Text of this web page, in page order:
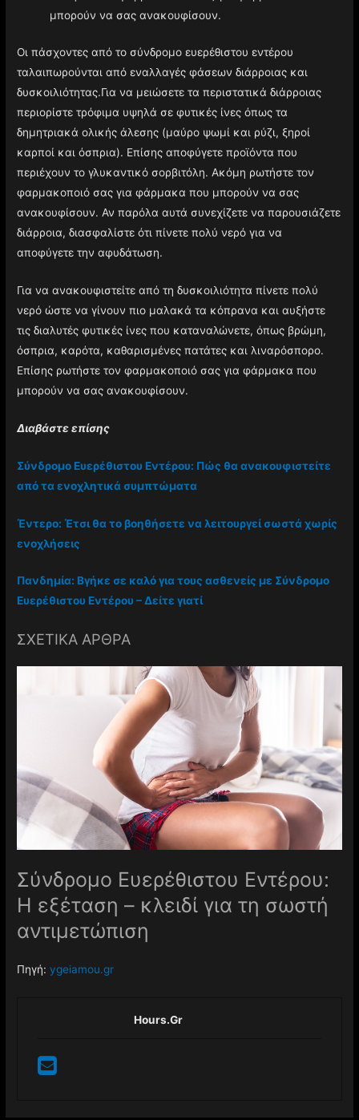
μπορούν να σας ανακουφίσουν.
Οι πάσχοντες από το σύνδρομο ευερέθιστου εντέρου
ταλαιπωρούνται από εναλλαγές φάσεων διάρροιας και
δυσκοιλιότητας.Για να μειώσετε τα περιστατικά διάρροιας
περιορίστε τρόφιμα υψηλά σε φυτικές ίνες όπως τα
δημητριακά ολικής άλεσης (μαύρο ψωμί και ρύζι, ξηροί
καρποί και όσπρια). Επίσης αποφύγετε προϊόντα που
περιέχουν το γλυκαντικό σορβιτόλη. Ακόμη ρωτήστε τον
φαρμακοποιό σας για φάρμακα που μπορούν να σας
ανακουφίσουν. Αν παρόλα αυτά συνεχίζετε να παρουσιάζετε
διάρροια, διασφαλίστε ότι πίνετε πολύ νερό για να
αποφύγετε την αφυδάτωση.
Για να ανακουφιστείτε από τη δυσκοιλιότητα πίνετε πολύ
νερό ώστε να γίνουν πιο μαλακά τα κόπρανα και αυξήστε
τις διαλυτές φυτικές ίνες που καταναλώνετε, όπως βρώμη,
όσπρια, καρότα, καθαρισμένες πατάτες και λιναρόσπορο.
Επίσης ρωτήστε τον φαρμακοποιό σας για φάρμακα που
μπορούν να σας ανακουφίσουν.
Διαβάστε επίσης
Σύνδρομο Ευερέθιστου Εντέρου: Πώς θα ανακουφιστείτε
από τα ενοχλητικά συμπτώματα
Έντερο: Έτσι θα το βοηθήσετε να λειτουργεί σωστά χωρίς
ενοχλήσεις
Πανδημία: Βγήκε σε καλό για τους ασθενείς με Σύνδρομο
Ευερέθιστου Εντέρου – Δείτε γιατί
ΣΧΕΤΙΚΑ ΑΡΘΡΑ
Σύνδρομο Ευερέθιστου Εντέρου:
Η εξέταση – κλειδί για τη σωστή
αντιμετώπιση
Πηγή:ygeiamou.gr
Hours.gr